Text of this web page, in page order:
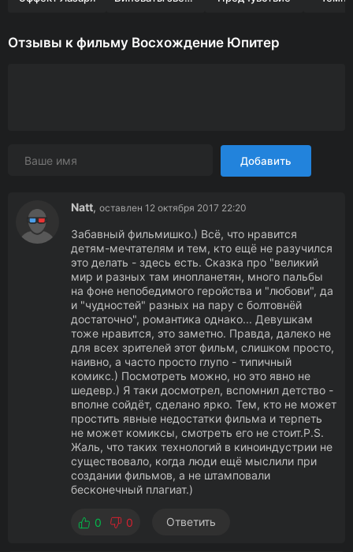
Отзывы к фильму Восхождение Юпитер
Добавить
Natt, оставлен 12 октября 2017 22:20
Забавный фильмишко.) Всё, что нравится
детям-мечтателям и тем, кто ещё не разучился
это делать - здесь есть. Сказка про "великий
мир и разных там инопланетян, много пальбы
на фоне непобедимого геройства и "любови", да
и "чудностей" разных на пару с болтовнёй
достаточно", романтика однако... Девушкам
тоже нравится, это заметно. Правда, далеко не
для всех зрителей этот фильм, слишком просто,
наивно, а часто просто глупо - типичный
комикс.) Посмотреть можно, но это явно не
шедевр.) Я таки досмотрел, вспомнил детство -
вполне сойдёт, сделано ярко. Тем, кто не может
простить явные недостатки фильма и терпеть
не может комиксы, смотреть его не стоит.P.S.
Жаль, что таких технологий в киноиндустрии не
существовало, когда люди ещё мыслили при
создании фильмов, а не штамповали
бесконечный плагиат.)
0 0 Ответить